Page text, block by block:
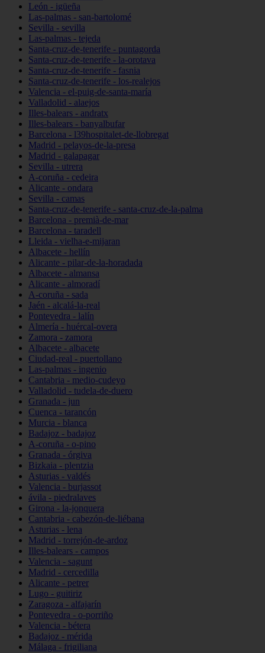
León - igüeña
Las-palmas - san-bartolomé
Sevilla - sevilla
Las-palmas - tejeda
Santa-cruz-de-tenerife - puntagorda
Santa-cruz-de-tenerife - la-orotava
Santa-cruz-de-tenerife - fasnia
Santa-cruz-de-tenerife - los-realejos
Valencia - el-puig-de-santa-maría
Valladolid - alaejos
Illes-balears - andratx
Illes-balears - banyalbufar
Barcelona - l39hospitalet-de-llobregat
Madrid - pelayos-de-la-presa
Madrid - galapagar
Sevilla - utrera
A-coruña - cedeira
Alicante - ondara
Sevilla - camas
Santa-cruz-de-tenerife - santa-cruz-de-la-palma
Barcelona - premià-de-mar
Barcelona - taradell
Lleida - vielha-e-mijaran
Albacete - hellín
Alicante - pilar-de-la-horadada
Albacete - almansa
Alicante - almoradí
A-coruña - sada
Jaén - alcalá-la-real
Pontevedra - lalín
Almería - huércal-overa
Zamora - zamora
Albacete - albacete
Ciudad-real - puertollano
Las-palmas - ingenio
Cantabria - medio-cudeyo
Valladolid - tudela-de-duero
Granada - jun
Cuenca - tarancón
Murcia - blanca
Badajoz - badajoz
A-coruña - o-pino
Granada - órgiva
Bizkaia - plentzia
Asturias - valdés
Valencia - burjassot
ávila - piedralaves
Girona - la-jonquera
Cantabria - cabezón-de-liébana
Asturias - lena
Madrid - torrejón-de-ardoz
Illes-balears - campos
Valencia - sagunt
Madrid - cercedilla
Alicante - petrer
Lugo - guitiriz
Zaragoza - alfajarín
Pontevedra - o-porriño
Valencia - bétera
Badajoz - mérida
Málaga - frigiliana